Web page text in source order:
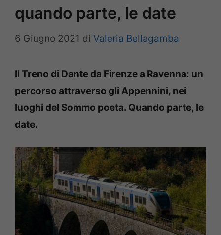
quando parte, le date
6 Giugno 2021 di Valeria Bellagamba
Il Treno di Dante da Firenze a Ravenna: un
percorso attraverso gli Appennini, nei
luoghi del Sommo poeta. Quando parte, le
date.